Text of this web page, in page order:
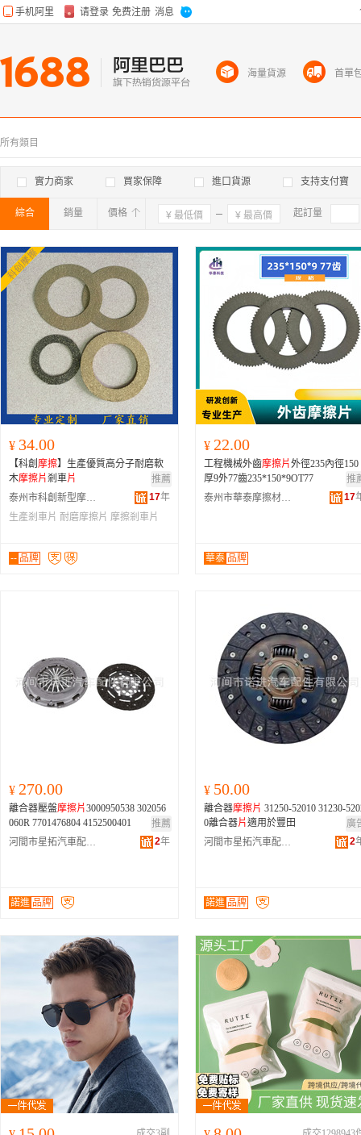
所有類目
實力商家 買家保障 進口貨源 支持支付寶
綜合 銷量 價格 確定 起訂量
¥ 34.00
【科創 摩擦】生產優質高分子耐磨軟
木摩擦片剎車片
推薦
泰州市科創新型摩擦材料有限公司
17年
生產剎車片 耐磨摩擦片 摩擦剎車片
-- 品牌
¥ 22.00
工程機械外齒摩擦片外徑235內徑150
厚9外77齒235*150*9OT77
推
泰州市華泰摩擦材料有限公司
17
華泰 品牌
¥ 270.00
離合器壓盤摩擦片3000950538 302056
060R 7701476804 4152500401
推薦
河間市星拓汽車配件有限公司
2年
諾進 品牌
¥ 50.00
離合器摩擦片 31250-52010 31230-5202
0離合器片適用於豐田
廣
河間市星拓汽車配件有限公司
2
諾進 品牌
海量貨源 首單